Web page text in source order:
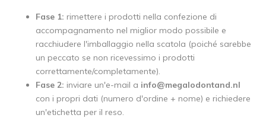
Fase 1: rimettere i prodotti nella confezione di
accompagnamento nel miglior modo possibile e
racchiudere l'imballaggio nella scatola (poiché sarebbe
un peccato se non ricevessimo i prodotti
correttamente/completamente).
Fase 2: inviare un'e-mail a info@megalodontand.nl
con i propri dati (numero d'ordine + nome) e richiedere
un'etichetta per il reso.